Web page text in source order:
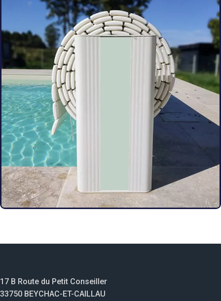
17 B Route du Petit Conseiller
33750 BEYCHAC-ET-CAILLAU